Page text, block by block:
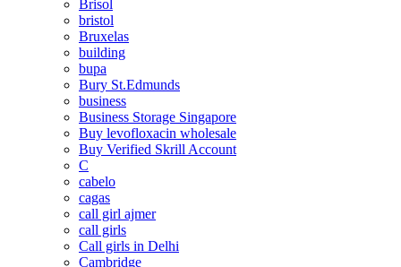
Brisol
bristol
Bruxelas
building
bupa
Bury St.Edmunds
business
Business Storage Singapore
Buy levofloxacin wholesale
Buy Verified Skrill Account
C
cabelo
cagas
call girl ajmer
call girls
Call girls in Delhi
Cambridge